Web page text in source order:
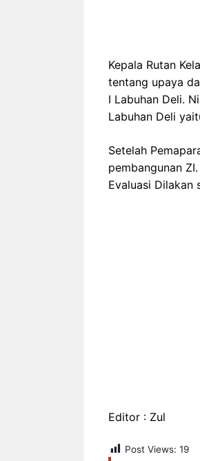
Kepala Rutan
tentang upaya
I Labuhan Deli.
Labuhan Deli
Setelah
pembangunan
Evaluasi Dilakan
Editor : Zul
Post Views: 19